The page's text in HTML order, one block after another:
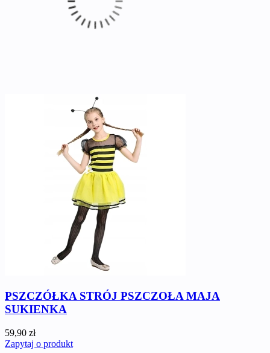
PSZCZÓŁKA STRÓJ PSZCZOŁA MAJA
SUKIENKA
59,90 zł
Zapytaj o produkt